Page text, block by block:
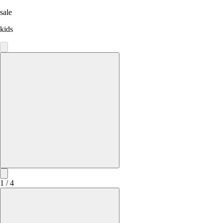
sale
kids
1 / 4